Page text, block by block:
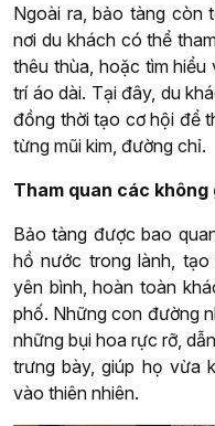
Ngoài ra, bảo tàng còn
nơi du khách có thể
thêu thùa, hoặc tìm
trí áo dài. Tại đây, du
đồng thời tạo cơ hội để
từng mũi kim, đường chỉ.
Tham quan các không
Bảo tàng được bao
hồ nước trong lành,
yên bình, hoàn toàn
phố. Những con đường
những bụi hoa rực rỡ,
trưng bày, giúp họ vừa
vào thiên nhiên.